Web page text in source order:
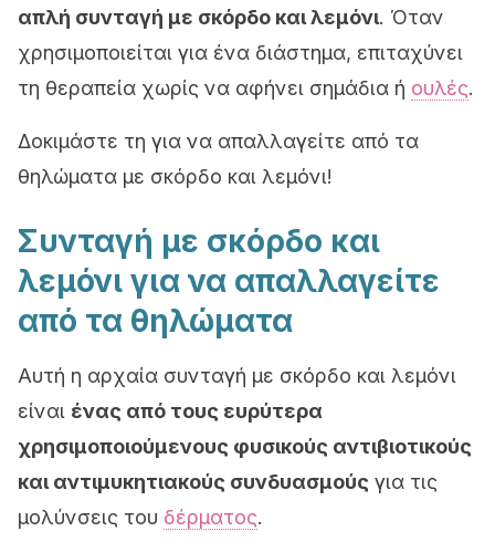
απλή συνταγή με σκόρδο και λεμόνι. Όταν
χρησιμοποιείται για ένα διάστημα, επιταχύνει
τη θεραπεία χωρίς να αφήνει σημάδια ή ουλές.
Δοκιμάστε τη για να απαλλαγείτε από τα
θηλώματα με σκόρδο και λεμόνι!
Συνταγή με σκόρδο και
λεμόνι για να απαλλαγείτε
από τα θηλώματα
Αυτή η αρχαία συνταγή με σκόρδο και λεμόνι
είναι ένας από τους ευρύτερα
χρησιμοποιούμενους φυσικούς αντιβιοτικούς
και αντιμυκητιακούς συνδυασμούς για τις
μολύνσεις του δέρματος.